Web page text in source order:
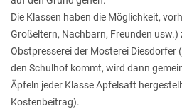
Die Klassen haben die Möglichkeit,
Großeltern, Nachbarn, Freunden usw.)
Obstpresserei der Mosterei Diesdorfer
den Schulhof kommt, wird dann
Äpfeln jeder Klasse Apfelsaft
Kostenbeitrag).